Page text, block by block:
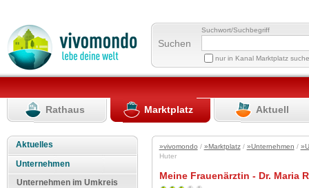
Suchen
Suchwort/Suchbegriff
nur in Kanal Marktplatz
Rathaus Marktplatz Aktuell
Aktuelles
Unternehmen
Unternehmen im Umkreis
»vivomondo / »Marktplatz/ »Unternehmen /
Huter
Meine Frauenärztin - Dr. Maria